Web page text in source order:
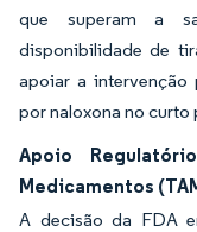
que superam a
disponibilidade de
apoiar a intervenção
por naloxona no curto
Apoio
Medicamentos
A decisão da FDA